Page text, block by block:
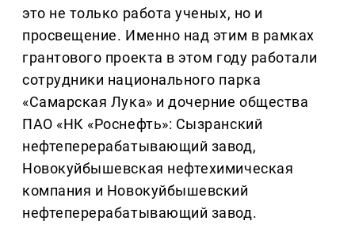
это не только работа ученых, но и
просвещение. Именно над этим в рамках
грантового проекта в этом году работали
сотрудники национального парка
«Самарская Лука» и дочерние общества
ПАО «НК «Роснефть»: Сызранский
нефтеперерабатывающий завод,
Новокуйбышевская нефтехимическая
компания и Новокуйбышевский
нефтеперерабатывающий завод.